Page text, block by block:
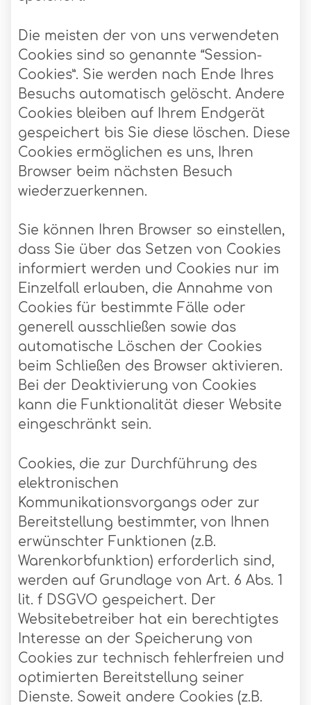
Die meisten der von uns verwendeten
Cookies sind so genannte “Session-
Cookies”. Sie werden nach Ende Ihres
Besuchs automatisch gelöscht. Andere
Cookies bleiben auf Ihrem Endgerät
gespeichert bis Sie diese löschen. Diese
Cookies ermöglichen es uns, Ihren
Browser beim nächsten Besuch
wiederzuerkennen.
Sie können Ihren Browser so einstellen,
dass Sie über das Setzen von Cookies
informiert werden und Cookies nur im
Einzelfall erlauben, die Annahme von
Cookies für bestimmte Fälle oder
generell ausschließen sowie das
automatische Löschen der Cookies
beim Schließen des Browser aktivieren.
Bei der Deaktivierung von Cookies
kann die Funktionalität dieser Website
eingeschränkt sein.
Cookies, die zur Durchführung des
elektronischen
Kommunikationsvorgangs oder zur
Bereitstellung bestimmter, von Ihnen
erwünschter Funktionen (z.B.
Warenkorbfunktion) erforderlich sind,
werden auf Grundlage von Art. 6 Abs. 1
lit. f DSGVO gespeichert. Der
Websitebetreiber hat ein berechtigtes
Interesse an der Speicherung von
Cookies zur technisch fehlerfreien und
optimierten Bereitstellung seiner
Dienste. Soweit andere Cookies (z.B.